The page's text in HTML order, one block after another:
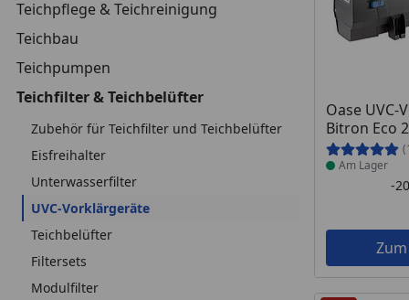
Teichpflege & Teichreinigung
Teichbau
Teichpumpen
Teichfilter & Teichbelüfter
Zubehör für Teichfilter und Teichbelüfter
Eisfreihalter
Unterwasserfilter
UVC-Vorklärgeräte
Teichbelüfter
Filtersets
Modulfilter
Oase
Bitron Eco
Produkt
Am Lager
-